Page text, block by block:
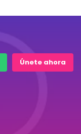
Únete ahora